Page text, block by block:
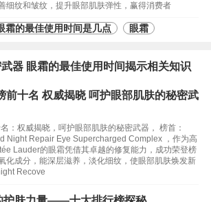
细纹和皱纹，提升眼部肌肤弹性，赢得消费者
霜的最佳使用时间是几点 眼霜
器 眼霜的最佳使用时间揭示相关知识
前十名 权威揭晓 呵护眼部肌肤的秘密武
：权威揭晓，呵护眼部肌肤的秘密武器， 榜首：
Night Repair Eye Supercharged Complex ，作为高
Lauder的眼霜凭借其卓越的修复能力，成功荣登榜
化成分，能深层滋养，淡化细纹，使眼部肌肤焕发新
Recove